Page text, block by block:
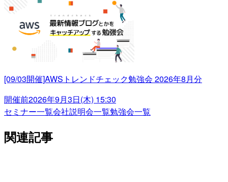
[09/03開催]AWSトレンドチェック勉強会 2026年8月分
開催前2026年9月3日(木) 15:30
セミナー一覧会社説明会一覧勉強会一覧
関連記事